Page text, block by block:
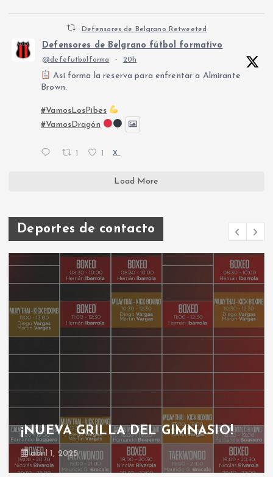
Defensores de Belgrano Retweeted
Defensores de Belgrano fútbol formativo
@defefutbolforma · 20h
Así forma la reserva para enfrentar a Almirante
Brown.
#VamosLosPibes
#VamosDragón
X
Load More
Deportes de contacto
GRILLA GIMNASIO
octubre 30, 2024